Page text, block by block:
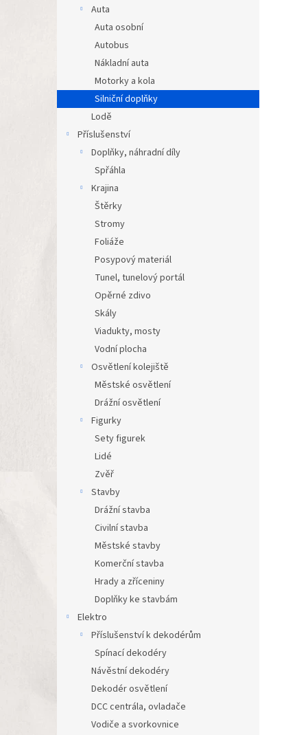
Auta
Auta osobní
Autobus
Nákladní auta
Motorky a kola
Silniční doplňky
Lodě
Příslušenství
Doplňky, náhradní díly
Spřáhla
Krajina
Štěrky
Stromy
Foliáže
Posypový materiál
Tunel, tunelový portál
Opěrné zdivo
Skály
Viadukty, mosty
Vodní plocha
Osvětlení kolejiště
Městské osvětlení
Drážní osvětlení
Figurky
Sety figurek
Lidé
Zvěř
Stavby
Drážní stavba
Civilní stavba
Městské stavby
Komerční stavba
Hrady a zříceniny
Doplňky ke stavbám
Elektro
Příslušenství k dekodérům
Spínací dekodéry
Návěstní dekodéry
Dekodér osvětlení
DCC centrála, ovladače
Vodiče a svorkovnice